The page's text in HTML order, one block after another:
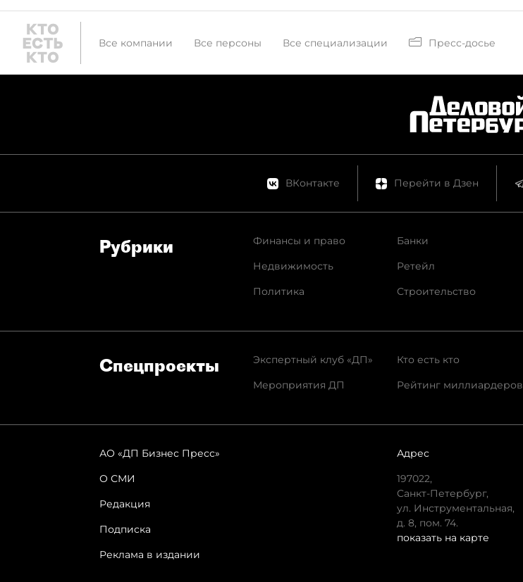
Все компании Все персоны Все специализации Пресс-досье
ВКонтакте Перейти в Дзен
Рубрики
Финансы и право
Недвижимость
Политика
Банки
Ретейл
Строительство
Спец­проекты
Экспертный клуб «ДП»
Мероприятия ДП
Кто есть кто
Рейтинг миллиардеров
АО «ДП Бизнес Пресс»
О СМИ
Редакция
Подписка
Реклама в издании
Адрес
197022,
Санкт-Петербург,
ул. Инструментальная,
д. 8, пом. 74.
показать на карте